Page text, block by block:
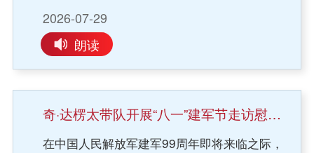
主体、社会组织参与，努力打造宜居、韧性、
智慧现代化人民城市。要统筹抓好公园景观提
升与功能完善，依托优质生态空间，精心策划
各类文化展演活动，持续完善便民服务设施，
更好满足群众休闲游憩需求。要健全物业行业
常态化监管与考核机制，规范服务内容和收费
补短板，持续夯实教研基础、建强教师队伍，
不断提升学校管理水平和教育教学质量，努力
办好人民满意的教育。要抢抓人工智能发展战
略机遇，统筹推进人工智能技术研发、场景应
用与普及推广，精准招引优质项目、龙头企
业，强化人才培育，加快推进人工智能与绿色
观，自觉把正确政绩观贯穿到项目推进、营商
行，双方围绕项目投资、产业合作开展深入交
流洽谈。市政府副市长牛文俊，市政府办、工
信局、投资促进局及科左中旗相关负责同志参
加会见。奇·达楞太对各企业客商来通考察洽谈
表示欢迎。他指出，通辽玉米原料供给充足、
区位条件优越，发展玉米深加工、生物制造产
业前景广阔。当前全市正聚力推动农牧业延链
2026-07-29
朗读
奇·达楞太带队开展“八一”建军节走访慰问活动
在中国人民解放军建军99周年即将来临之际，